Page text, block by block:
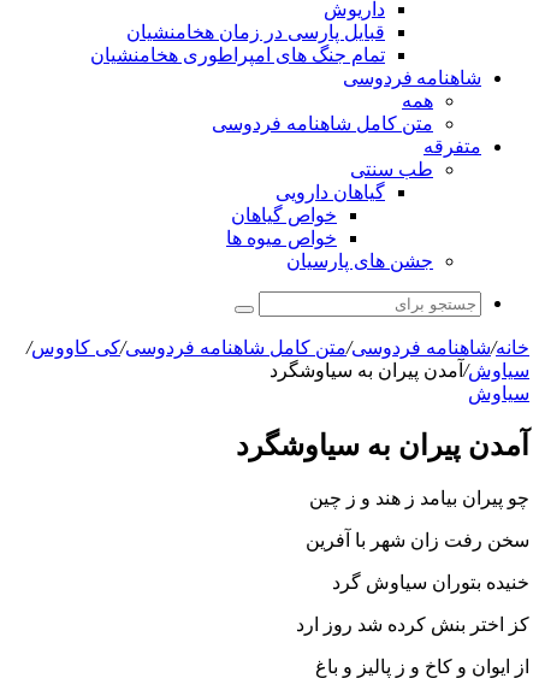
داریوش
قبایل پارسی در زمان هخامنشیان
تمام جنگ های امپراطوری هخامنشیان
شاهنامه فردوسی
همه
متن کامل شاهنامه فردوسی
متفرقه
طب سنتی
گیاهان دارویی
خواص گیاهان
خواص میوه ها
جشن های پارسیان
جستجو
برای
خانه/شاهنامه فردوسی/متن کامل شاهنامه فردوسی/کی کاووس/
سیاوش/ آمدن پیران به سیاوشگرد
سیاوش
آمدن پیران به سیاوشگرد
چو پیران بیامد ز هند و ز چین
سخن رفت زان شهر با آفرین‏
خنیده بتوران سیاوش گرد
کز اختر بنش کرده شد روز ارد
از ایوان و کاخ و ز پالیز و باغ